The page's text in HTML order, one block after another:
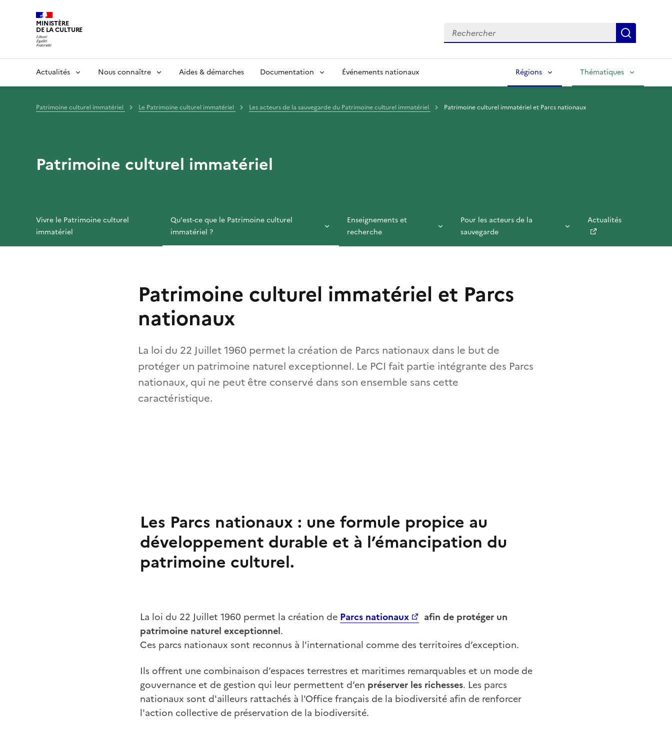
MINISTÈRE
DE LA CULTURE Rechercher
Actualités Nous connaître Aides & démarches Documentation Événements nationaux Régions Thématiques
Patrimoine culturel immatériel Le Patrimoine culturel immatériel Les acteurs de la sauvegarde du Patrimoine culturel immatériel Patrimoine culturel immatériel et Parcs nationaux
Patrimoine culturel immatériel
Vivre le Patrimoine culturel
immatériel
Qu'est-ce que le Patrimoine culturel
immatériel ?
Enseignements et
recherche
Pour les acteurs de la
sauvegarde
Actualités
Patrimoine culturel immatériel et Parcs
nationaux
La loi du 22 Juillet 1960 permet la création de Parcs nationaux dans le but de
protéger un patrimoine naturel exceptionnel. Le PCI fait partie intégrante des Parcs
nationaux, qui ne peut être conservé dans son ensemble sans cette
caractéristique.
Les Parcs nationaux : une formule propice au
développement durable et à l’émancipation du
patrimoine culturel.
La loi du 22 Juillet 1960 permet la création de Parcs nationaux
afin de protéger un
patrimoine naturel exceptionnel.
Ces parcs nationaux sont reconnus à l'international comme des territoires d’exception.
Ils offrent une combinaison d’espaces terrestres et maritimes remarquables et un mode de
gouvernance et de gestion qui leur permettent d’en préserver les richesses. Les parcs
nationaux sont d'ailleurs rattachés à l'Office français de la biodiversité afin de renforcer
l'action collective de préservation de la biodiversité.